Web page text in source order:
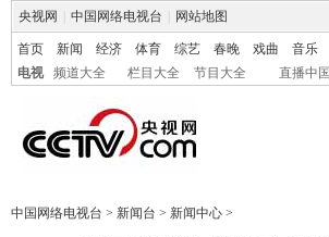
央视网 中国网络电视台 网站地图
首页 新闻 经济 体育 综艺 春晚 戏曲 音乐
电视
频道大全 栏目大全 节目大全 直播中国
中国网络电视台 > 新闻台 > 新闻中心 >